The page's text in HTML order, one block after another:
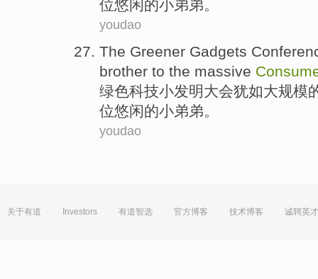
位悠闲的小弟弟。
youdao
The Greener Gadgets
brother to the massive
绿色科技小发明大会犹如大规模
位悠闲的小弟弟。
youdao
关于有道 Investors 有道智选 官方博客 技术博客 诚聘英才